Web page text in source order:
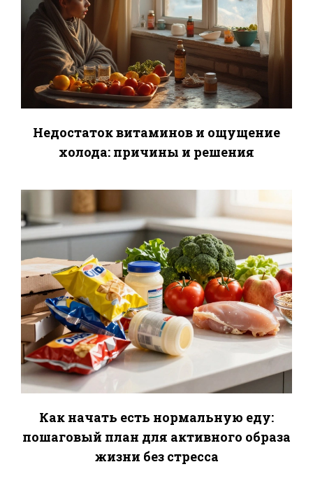
Недостаток витаминов и ощущение
холода: причины и решения
Как начать есть нормальную еду:
пошаговый план для активного образа
жизни без стресса